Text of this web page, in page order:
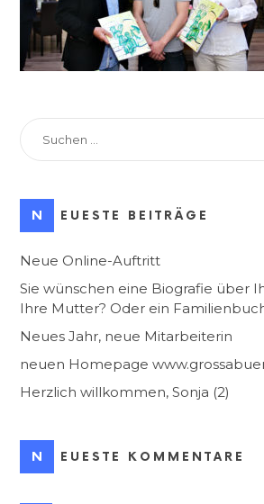
SUCHEN
NACH:
NEUESTE BEITRÄGE
Neue Online-Auftritt
Sie wünschen eine Biografie über
Ihre Mutter? Oder ein
Neues Jahr, neue Mitarbeiterin
neuen Homepage
Herzlich willkommen, Sonja (2)
NEUESTE KOMMENTARE